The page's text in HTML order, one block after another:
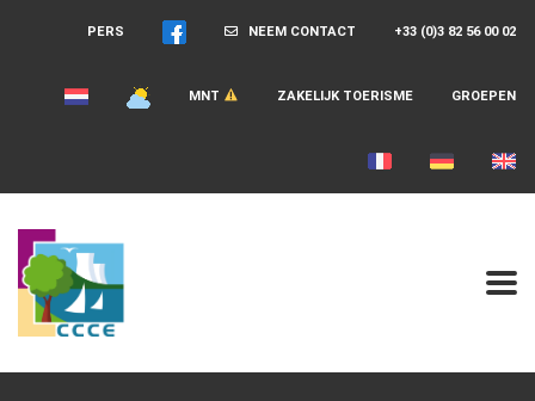
+33 (0)3 82 56 00 02
NEEM CONTACT
PERS
GROEPEN
ZAKELIJK TOERISME
MNT